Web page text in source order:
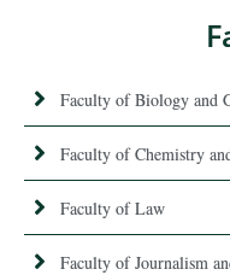
Faculty of Biology and
Faculty of Chemistry
Faculty of Law
Faculty of Journalism